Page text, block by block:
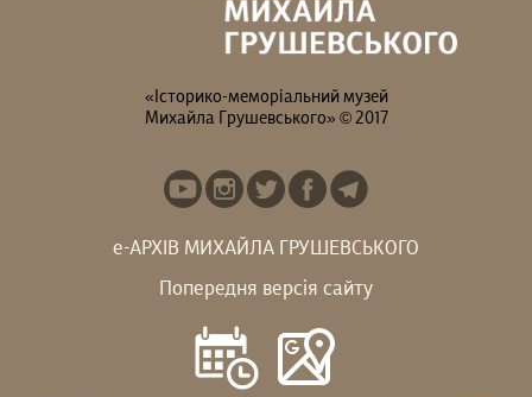
«Історико-меморіальний музей
Михайла Грушевського» © 2017
е-АРХІВ МИХАЙЛА ГРУШЕВСЬКОГО
Попередня версія сайту